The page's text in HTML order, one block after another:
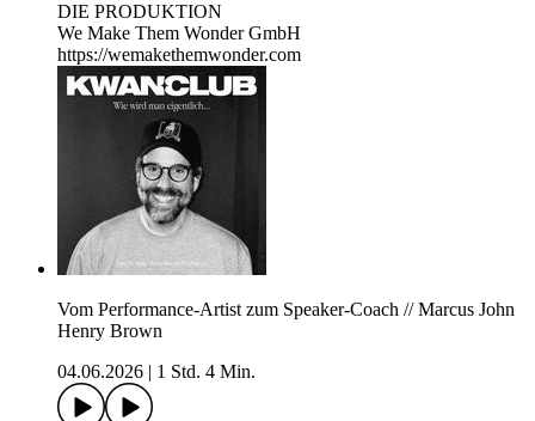
DIE PRODUKTION
We Make Them Wonder GmbH
https://wemakethemwonder.com
Vom Performance-Artist zum Speaker-Coach // Marcus John
Henry Brown
04.06.2026
1 Std. 4 Min.